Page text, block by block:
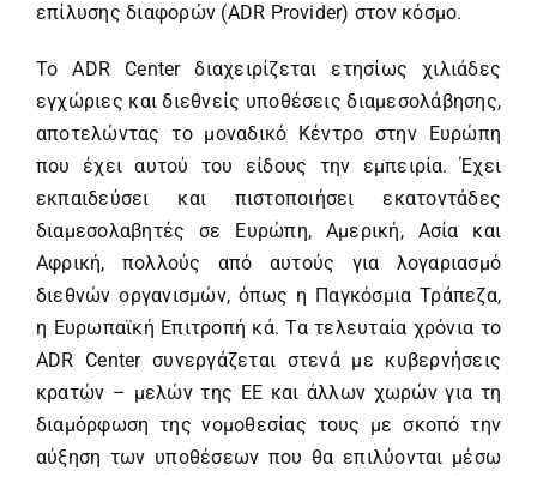
επίλυσης διαφορών (ADR Provider) στον κόσμο.
Το ADR Center διαχειρίζεται ετησίως χιλιάδες
εγχώριες και διεθνείς υποθέσεις διαμεσολάβησης,
αποτελώντας το μοναδικό Κέντρο στην Ευρώπη
που έχει αυτού του είδους την εμπειρία. Έχει
εκπαιδεύσει και πιστοποιήσει εκατοντάδες
διαμεσολαβητές σε Ευρώπη, Αμερική, Ασία και
Αφρική, πολλούς από αυτούς για λογαριασμό
διεθνών οργανισμών, όπως η Παγκόσμια Τράπεζα,
η Ευρωπαϊκή Επιτροπή κά. Τα τελευταία χρόνια το
ADR Center συνεργάζεται στενά με κυβερνήσεις
κρατών – μελών της ΕΕ και άλλων χωρών για τη
διαμόρφωση της νομοθεσίας τους με σκοπό την
αύξηση των υποθέσεων που θα επιλύονται μέσω